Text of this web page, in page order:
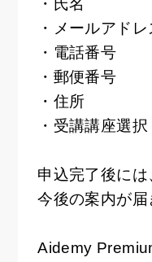
・氏名
・メールアドレ
・電話番号
・郵便番号
・住所
・受講講座選択
申込完了後に
今後の案内が届
Aidemy